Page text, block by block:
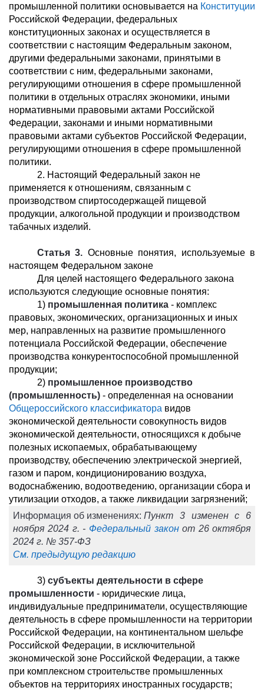
промышленной политики основывается на Конституции
Российской Федерации, федеральных
конституционных законах и осуществляется в
соответствии с настоящим Федеральным законом,
другими федеральными законами, принятыми в
соответствии с ним, федеральными законами,
регулирующими отношения в сфере промышленной
политики в отдельных отраслях экономики, иными
нормативными правовыми актами Российской
Федерации, законами и иными нормативными
правовыми актами субъектов Российской Федерации,
регулирующими отношения в сфере промышленной
политики.
2. Настоящий Федеральный закон не
применяется к отношениям, связанным с
производством спиртосодержащей пищевой
продукции, алкогольной продукции и производством
табачных изделий.
Статья 3. Основные понятия, используемые в
настоящем Федеральном законе
Для целей настоящего Федерального закона
используются следующие основные понятия:
1) промышленная политика - комплекс
правовых, экономических, организационных и иных
мер, направленных на развитие промышленного
потенциала Российской Федерации, обеспечение
производства конкурентоспособной промышленной
продукции;
2) промышленное производство
(промышленность) - определенная на основании
Общероссийского классификатора видов
экономической деятельности совокупность видов
экономической деятельности, относящихся к добыче
полезных ископаемых, обрабатывающему
производству, обеспечению электрической энергией,
газом и паром, кондиционированию воздуха,
водоснабжению, водоотведению, организации сбора и
утилизации отходов, а также ликвидации загрязнений;
Информация об изменениях: Пункт 3 изменен с 6
ноября 2024 г. - Федеральный законот 26 октября
2024 г. № 357-ФЗ
См. предыдущую редакцию
3) субъекты деятельности в сфере
промышленности - юридические лица,
индивидуальные предприниматели, осуществляющие
деятельность в сфере промышленности на территории
Российской Федерации, на континентальном шельфе
Российской Федерации, в исключительной
экономической зоне Российской Федерации, а также
при комплексном строительстве промышленных
объектов на территориях иностранных государств;